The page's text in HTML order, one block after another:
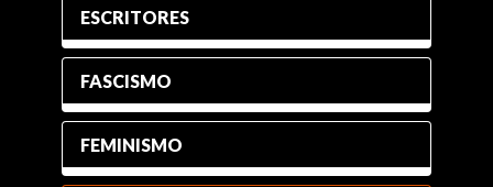
ESCRITORES
FASCISMO
FEMINISMO